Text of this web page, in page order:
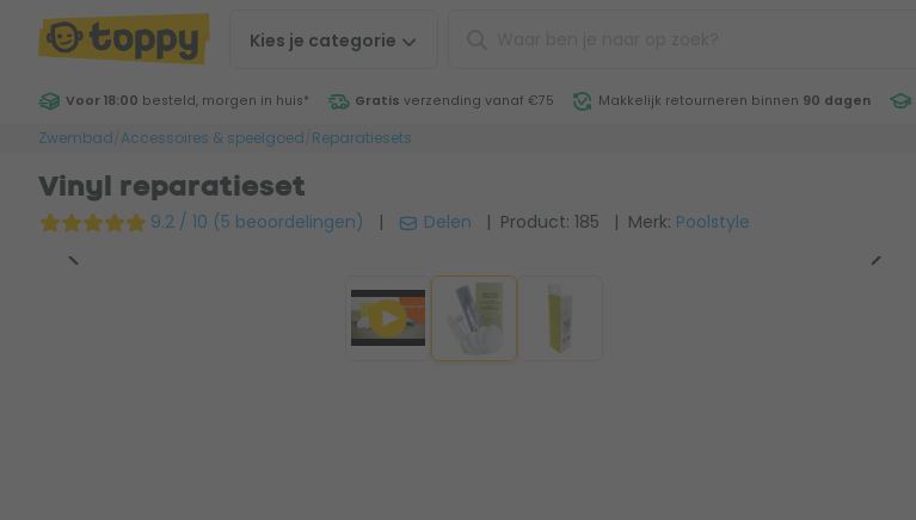
Kies je categorie
Voor 18:00 besteld, morgen in huis* Gratis verzending vanaf €75 Makkelijk retourneren binnen 90 dagen
Zwembad Accessoires & speelgoed Reparatiesets
Vinyl reparatieset
9.2 / 10 (5 beoordelingen) | Delen | Product: 185 | Merk: Poolstyle